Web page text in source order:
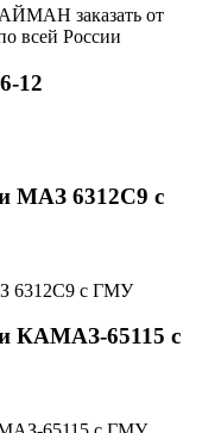
12
МАЗ 6312C9 с
КАМАЗ-65115 с